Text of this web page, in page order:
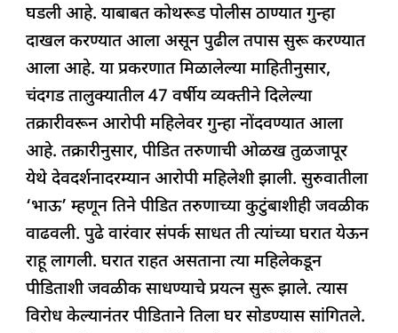
घडली आहे. याबाबत कोथरूड पोलीस ठाण्यात गुन्हा
दाखल करण्यात आला असून पुढील तपास सुरू करण्यात
आला आहे. या प्रकरणात मिळालेल्या माहितीनुसार,
चंदगड तालुक्यातील 47 वर्षीय व्यक्तीने दिलेल्या
तक्रारीवरून आरोपी महिलेवर गुन्हा नोंदवण्यात आला
आहे. तक्रारीनुसार, पीडित तरुणाची ओळख तुळजापूर
येथे देवदर्शनादरम्यान आरोपी महिलेशी झाली. सुरुवातीला
‘भाऊ’ म्हणून तिने पीडित तरुणाच्या कुटुंबाशीही जवळीक
वाढवली. पुढे वारंवार संपर्क साधत ती त्यांच्या घरात येऊन
राहू लागली. घरात राहत असताना त्या महिलेकडून
पीडिताशी जवळीक साधण्याचे प्रयत्न सुरू झाले. त्यास
विरोध केल्यानंतर पीडिताने तिला घर सोडण्यास सांगितले.